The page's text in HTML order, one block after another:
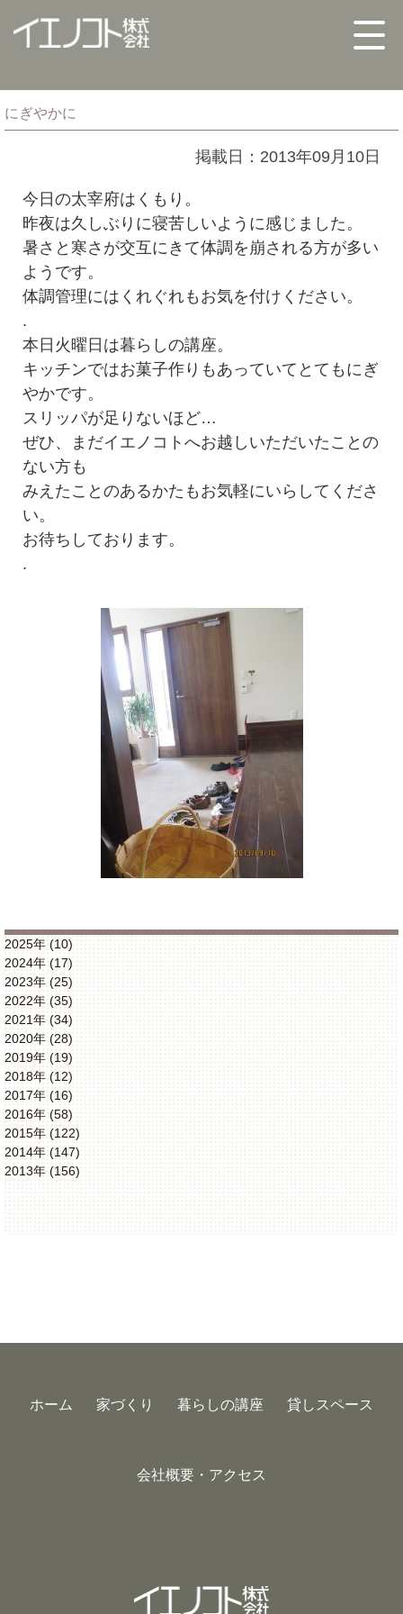
にぎやかに
掲載日：2013年09月10日
今日の太宰府はくもり。
昨夜は久しぶりに寝苦しいように感じました。
暑さと寒さが交互にきて体調を崩される方が多い
ようです。
体調管理にはくれぐれもお気を付けください。
.
本日火曜日は暮らしの講座。
キッチンではお菓子作りもあっていてとてもにぎ
やかです。
スリッパが足りないほど…
ぜひ、まだイエノコトへお越しいただいたことの
ない方も
みえたことのあるかたもお気軽にいらしてくださ
い。
お待ちしております。
.
2025年 (10)
2024年 (17)
2023年 (25)
2022年 (35)
2021年 (34)
2020年 (28)
2019年 (19)
2018年 (12)
2017年 (16)
2016年 (58)
2015年 (122)
2014年 (147)
2013年 (156)
ホーム 家づくり 暮らしの講座 貸しスペース
会社概要・アクセス